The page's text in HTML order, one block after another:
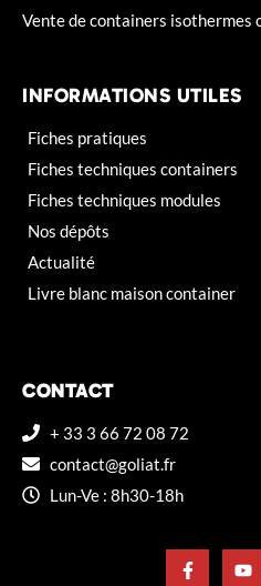
Vente de containers isothermes
INFORMATIONS UTILES
Fiches pratiques
Fiches techniques containers
Fiches techniques modules
Nos dépôts
Actualité
Livre blanc maison container
CONTACT
+ 33 3 66 72 08 72
contact@goliat.fr
Lun-Ve : 8h30-18h